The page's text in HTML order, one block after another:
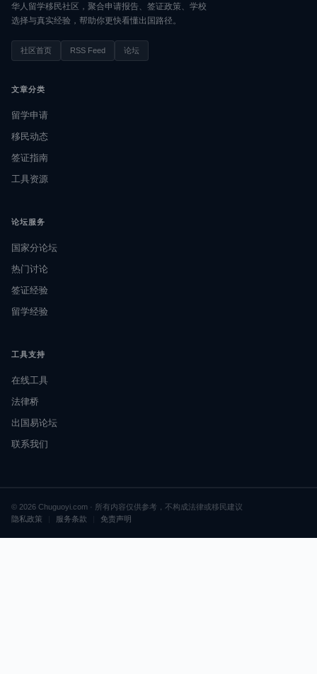
华人留学移民社区，聚合申请报告、签证政策、学校
选择与真实经验，帮助你更快看懂出国路径。
社区首页 RSS Feed 论坛
文章分类
留学申请
移民动态
签证指南
工具资源
论坛服务
国家分论坛
热门讨论
签证经验
留学经验
工具支持
在线工具
法律桥
出国易论坛
联系我们
© 2026 Chuguoyi.com · 所有内容仅供参考，不构成法律或移民建议
隐私政策
服务条款 免责声明